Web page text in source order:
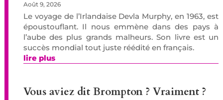
Août 9, 2026
Le voyage de l’Irlandaise Devla Murphy, en 1963, est
époustouflant. Il nous emmène dans des pays à
l’aube des plus grands malheurs. Son livre est un
succès mondial tout juste réédité en français.
lire plus
Vous aviez dit Brompton ? Vraiment ?